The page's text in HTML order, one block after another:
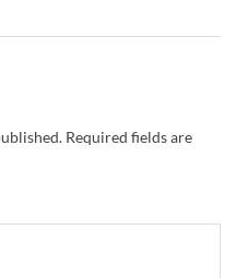
Required fields are